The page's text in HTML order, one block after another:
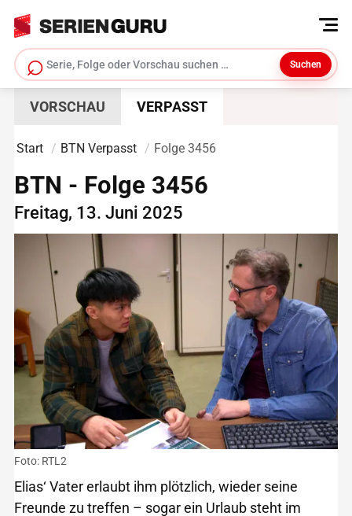
⌕
Serie suchen
Suchen
VORSCHAU VERPASST
Start BTN Verpasst Folge 3456
BTN - Folge 3456
Freitag, 13. Juni 2025
Foto: RTL2
Elias‘ Vater erlaubt ihm plötzlich, wieder seine
Freunde zu treffen – sogar ein Urlaub steht im